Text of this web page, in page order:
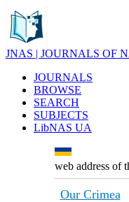
JNAS | JOURNALS OF
JOURNALS
BROWSE
SEARCH
SUBJECTS
LibNAS UA
web address of
Our Crimea